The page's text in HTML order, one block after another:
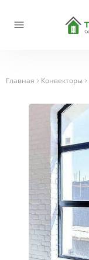
Главная Конвекторы